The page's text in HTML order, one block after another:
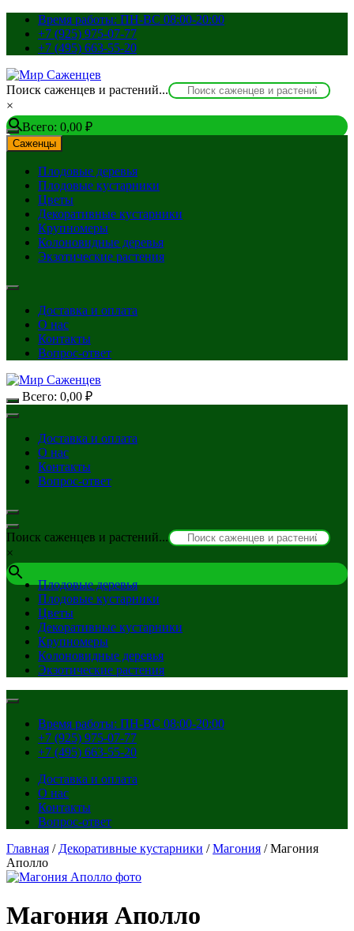
Перейти
содержимому
Время работы: ПН-ВС 08:00-20:00
+7 (925) 975-07-77
+7 (495) 663-55-20
Поиск саженцев и растений...
×
Всего: 0,00 ₽
Саженцы
Плодовые деревья
Плодовые кустарники
Цветы
Декоративные кустарники
Крупномеры
Колоновидные деревья
Экзотические растения
Доставка и оплата
О нас
Контакты
Вопрос-ответ
Всего: 0,00 ₽
Доставка и оплата
О нас
Контакты
Вопрос-ответ
Поиск саженцев и растений...
×
Плодовые деревья
Плодовые кустарники
Цветы
Декоративные кустарники
Крупномеры
Колоновидные деревья
Экзотические растения
Время работы: ПН-ВС 08:00-20:00
+7 (925) 975-07-77
+7 (495) 663-55-20
Доставка и оплата
О нас
Контакты
Вопрос-ответ
Главная / Декоративные кустарники /Магония / Магония
Аполло
Магония Аполло